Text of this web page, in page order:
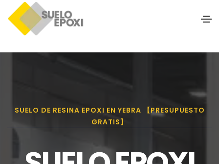
SUELO DE RESINA EPOXI EN YEBRA 【PRESUPUESTO
GRATIS】